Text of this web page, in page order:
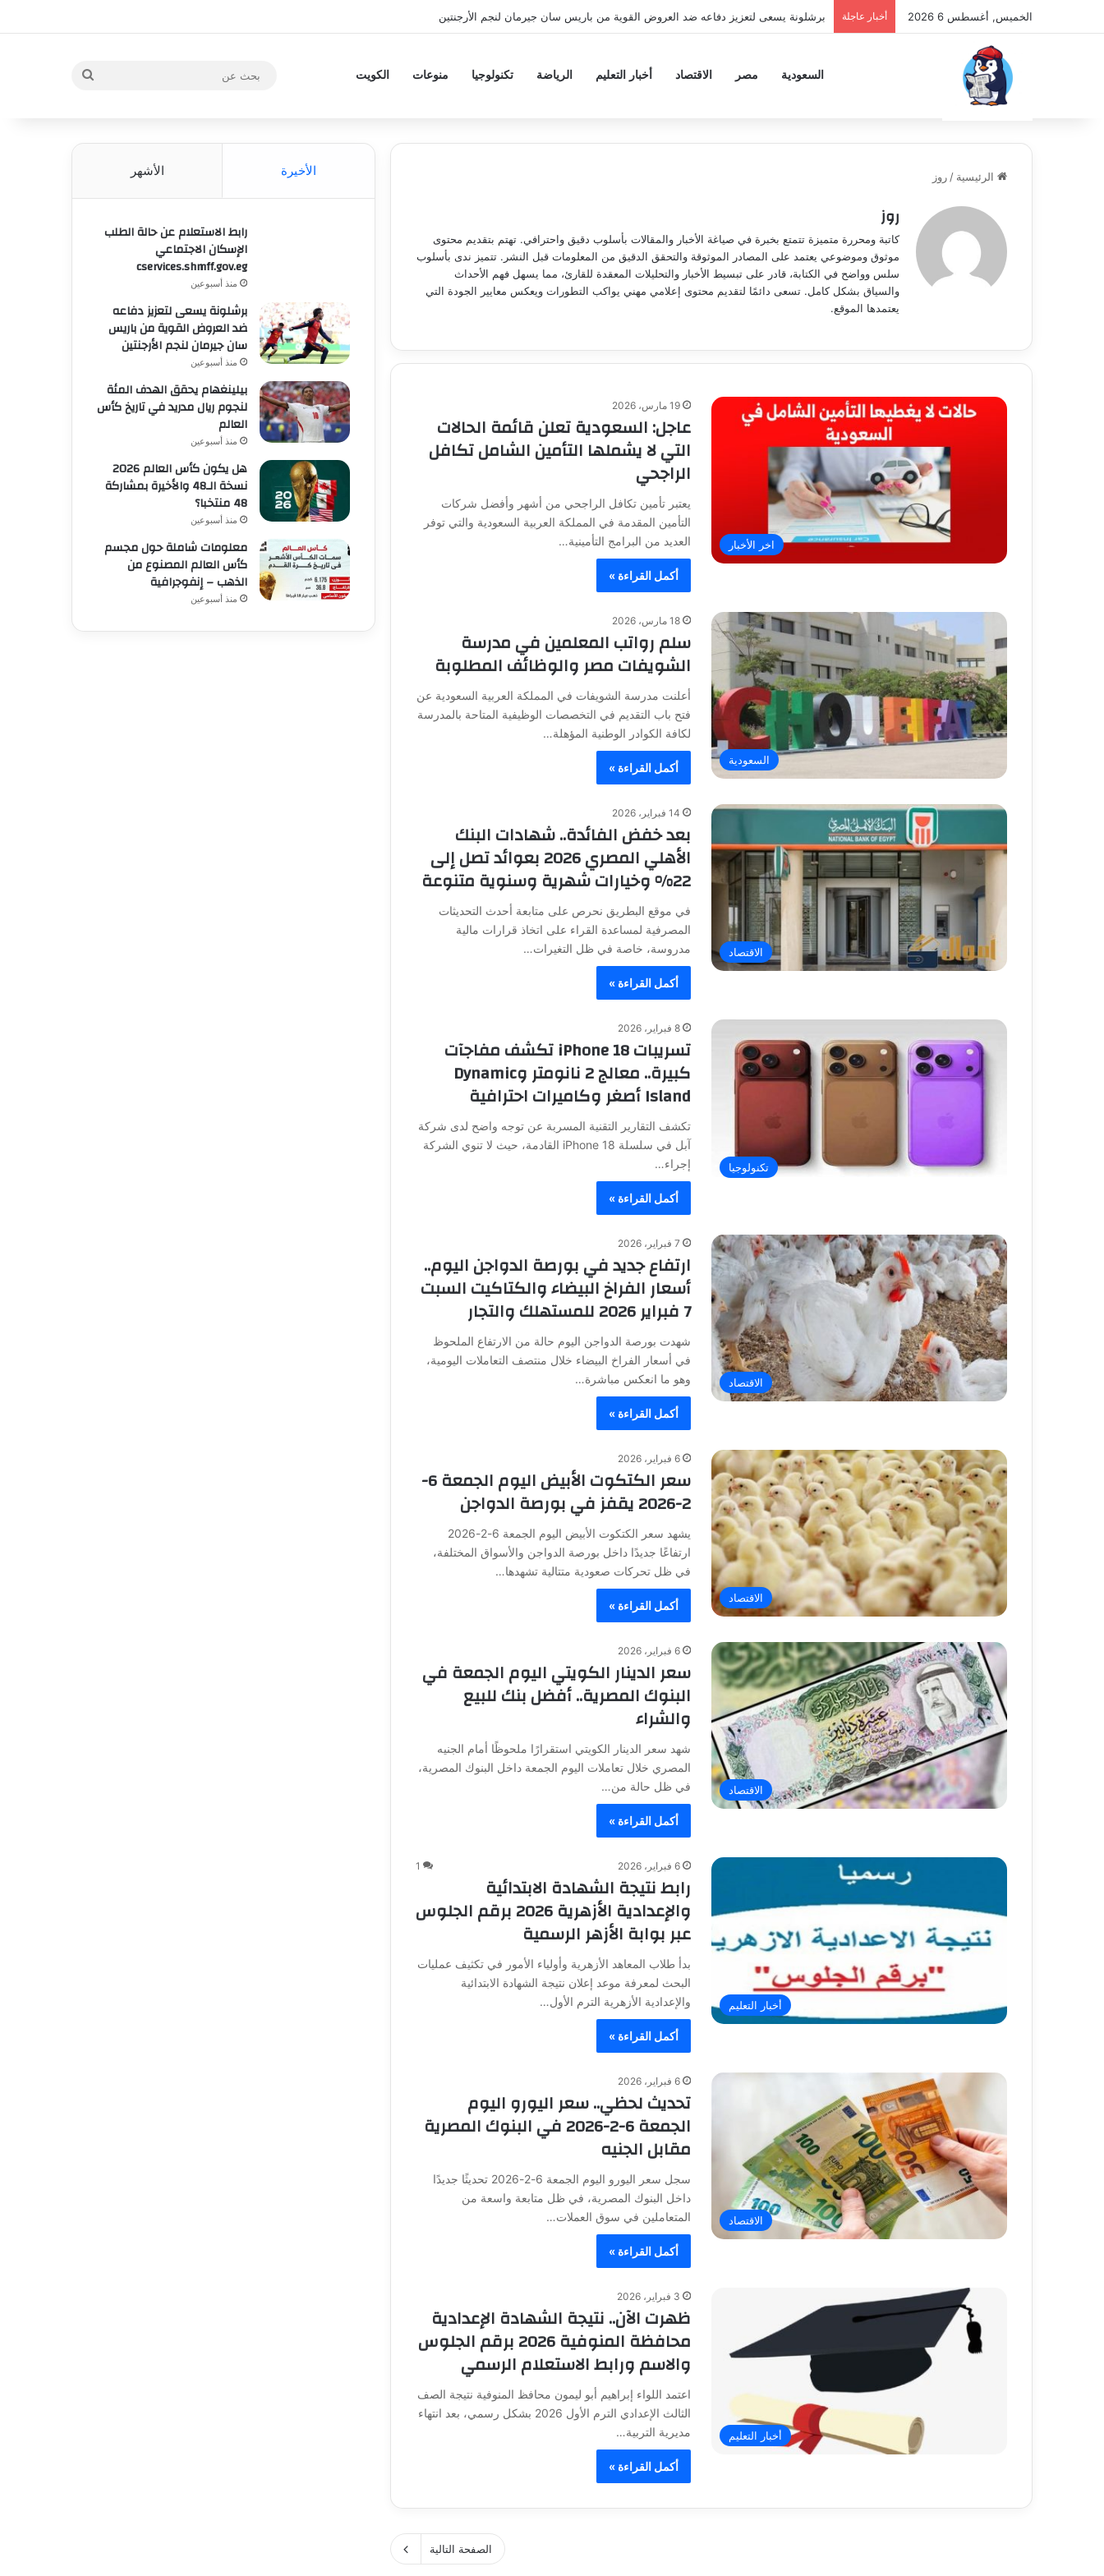
الخميس, أغسطس 6 2026 أخبار عاجلة برشلونة يسعى لتعزيز دفاعه ضد العروض القوية من باريس سان جيرمان لنجم الأرجنتين
السعودية مصر الاقتصاد أخبار التعليم الرياضة تكنولوجيا منوعات الكويت
بحث
الرئيسية / روز
روز
كاتبة ومحررة متميزة تتمتع بخبرة في صياغة الأخبار والمقالات بأسلوب دقيق واحترافي. تهتم بتقديم محتوى
موثوق وموضوعي يعتمد على المصادر الموثوقة والتحقق الدقيق من المعلومات قبل النشر. تتميز ندى بأسلوب
سلس وواضح في الكتابة، قادر على تبسيط الأخبار والتحليلات المعقدة للقارئ، مما يسهل فهم الأحداث
والسياق بشكل كامل. تسعى دائمًا لتقديم محتوى إعلامي مهني يواكب التطورات ويعكس معايير الجودة التي
يعتمدها الموقع.
اخر الأخبار
19 مارس، 2026
عاجل: السعودية تعلن قائمة الحالات
التي لا يشملها التأمين الشامل تكافل
الراجحي
يعتبر تأمين تكافل الراجحي من أشهر وأفضل شركات
التأمين المقدمة في المملكة العربية السعودية والتي توفر
العديد من البرامج التأمينية…
أكمل القراءة »
السعودية
18 مارس، 2026
سلم رواتب المعلمين في مدرسة
الشويفات مصر والوظائف المطلوبة
أعلنت مدرسة الشويفات في المملكة العربية السعودية عن
فتح باب التقديم في التخصصات الوظيفية المتاحة بالمدرسة
لكافة الكوادر الوطنية المؤهلة…
أكمل القراءة »
الاقتصاد
14 فبراير، 2026
بعد خفض الفائدة.. شهادات البنك
الأهلي المصري 2026 بعوائد تصل إلى
22% وخيارات شهرية وسنوية متنوعة
في موقع البطريق نحرص على متابعة أحدث التحديثات
المصرفية لمساعدة القراء على اتخاذ قرارات مالية
مدروسة، خاصة في ظل التغيرات…
أكمل القراءة »
تكنولوجيا
8 فبراير، 2026
تسريبات iPhone 18 تكشف مفاجآت
كبيرة.. معالج 2 نانومتر وDynamic
Island أصغر وكاميرات احترافية
تكشف التقارير التقنية المسربة عن توجه واضح لدى شركة
آبل في سلسلة iPhone 18 القادمة، حيث لا تنوي الشركة
إجراء…
أكمل القراءة »
الاقتصاد
7 فبراير، 2026
ارتفاع جديد في بورصة الدواجن اليوم..
أسعار الفراخ البيضاء والكتاكيت السبت
7 فبراير 2026 للمستهلك والتجار
شهدت بورصة الدواجن اليوم حالة من الارتفاع الملحوظ
في أسعار الفراخ البيضاء خلال منتصف التعاملات اليومية،
وهو ما انعكس مباشرة…
أكمل القراءة »
الاقتصاد
6 فبراير، 2026
سعر الكتكوت الأبيض اليوم الجمعة 6-
2-2026 يقفز في بورصة الدواجن
يشهد سعر الكتكوت الأبيض اليوم الجمعة 6-2-2026
ارتفاعًا جديدًا داخل بورصة الدواجن والأسواق المختلفة،
في ظل تحركات صعودية متتالية تشهدها…
أكمل القراءة »
الاقتصاد
6 فبراير، 2026
سعر الدينار الكويتي اليوم الجمعة في
البنوك المصرية.. أفضل بنك للبيع
والشراء
شهد سعر الدينار الكويتي استقرارًا ملحوظًا أمام الجنيه
المصري خلال تعاملات اليوم الجمعة داخل البنوك المصرية،
في ظل حالة من…
أكمل القراءة »
أخبار التعليم
6 فبراير، 2026 1
رابط نتيجة الشهادة الابتدائية
والإعدادية الأزهرية 2026 برقم الجلوس
عبر بوابة الأزهر الرسمية
بدأ طلاب المعاهد الأزهرية وأولياء الأمور في تكثيف عمليات
البحث لمعرفة موعد إعلان نتيجة الشهادة الابتدائية
والإعدادية الأزهرية الترم الأول…
أكمل القراءة »
الاقتصاد
6 فبراير، 2026
تحديث لحظي.. سعر اليورو اليوم
الجمعة 6-2-2026 في البنوك المصرية
مقابل الجنيه
سجل سعر اليورو اليوم الجمعة 6-2-2026 تحديثًا جديدًا
داخل البنوك المصرية، في ظل متابعة واسعة من
المتعاملين في سوق العملات…
أكمل القراءة »
أخبار التعليم
3 فبراير، 2026
ظهرت الآن.. نتيجة الشهادة الإعدادية
محافظة المنوفية 2026 برقم الجلوس
والاسم ورابط الاستعلام الرسمي
اعتمد اللواء إبراهيم أبو ليمون محافظ المنوفية نتيجة الصف
الثالث الإعدادي الترم الأول 2026 بشكل رسمي، بعد انتهاء
مديرية التربية…
أكمل القراءة »
الصفحة التالية
الأخيرة الأشهر
رابط الاستعلام عن حالة الطلب
الإسكان الاجتماعي
cservices.shmff.gov.eg
منذ أسبوعين
برشلونة يسعى لتعزيز دفاعه
ضد العروض القوية من باريس
سان جيرمان لنجم الأرجنتين
منذ أسبوعين
بيلينغهام يحقق الهدف المئة
لنجوم ريال مدريد في تاريخ كأس
العالم
منذ أسبوعين
هل يكون كأس العالم 2026
نسخة الـ48 والأخيرة بمشاركة
48 منتخبا؟
منذ أسبوعين
معلومات شاملة حول مجسم
كأس العالم المصنوع من
الذهب – إنفوجرافية
منذ أسبوعين